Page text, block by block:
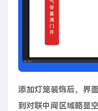
添加灯笼装饰后，界
到对联中间区域略显